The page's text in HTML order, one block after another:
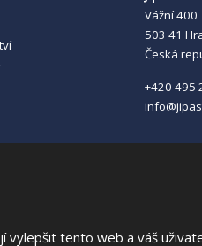
vylepšit tento web a váš
Vážní 400
503 41
Česká
+420 495